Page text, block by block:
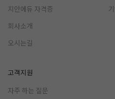
지안에듀 자격증
회사소개
오시는길
고객지원
자주 하는 질문